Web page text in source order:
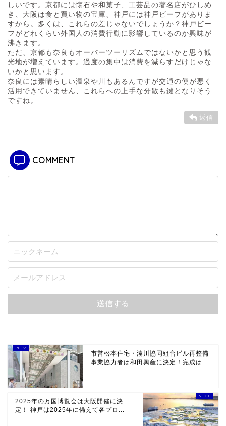
しいです。京都には懐石や和菓子、工芸品の著名店がひしめ
き、大阪は食と買い物の宝庫、神戸には神戸ビーフがありま
すから。多くは、これらの差じゃないでしょうか？神戸ビー
フがどれくらい外国人の消費行動に影響しているのか興味が
沸きます。
ただ、京都も奈良もオーバーツーリズムではないかと思う観
光地が増えています。過度の集中は消費を減らすだけじゃな
いかと思います。
奈良には素晴らしい温泉や川もあるんですが交通の便が悪く
活用できていません、これらへの上手な分散も鍵となりそう
ですね。
返信
COMMENT
市営松本住宅・湊川協同組合ビル再整備
事業協力者は和田興産に決定！完成は...
2025年の万国博覧会は大阪開催に決
定！ 神戸は2025年に備えて各プロ...